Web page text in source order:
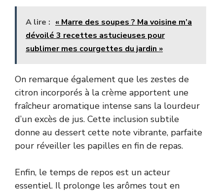
A lire : « Marre des soupes ? Ma voisine m’a
dévoilé 3 recettes astucieuses pour
sublimer mes courgettes du jardin »
On remarque également que les zestes de
citron incorporés à la crème apportent une
fraîcheur aromatique intense sans la lourdeur
d’un excès de jus. Cette inclusion subtile
donne au dessert cette note vibrante, parfaite
pour réveiller les papilles en fin de repas.
Enfin, le temps de repos est un acteur
essentiel. Il prolonge les arômes tout en